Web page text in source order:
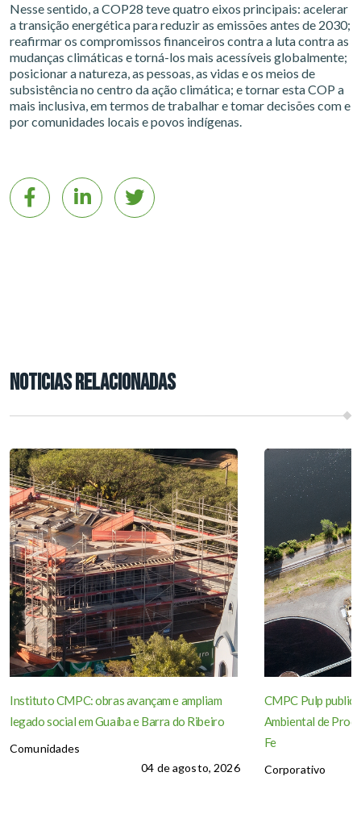
Nesse sentido, a COP28 teve quatro eixos principais: acelerar
a transição energética para reduzir as emissões antes de 2030;
reafirmar os compromissos financeiros contra a luta contra as
mudanças climáticas e torná-los mais acessíveis globalmente;
posicionar a natureza, as pessoas, as vidas e os meios de
subsistência no centro da ação climática; e tornar esta COP a
mais inclusiva, em termos de trabalhar e tomar decisões com e
por comunidades locais e povos indígenas.
NOTICIAS RELACIONADAS
Instituto CMPC: obras avançam e ampliam
legado social em Guaíba e Barra do Ribeiro
Comunidades
04 de agosto, 2026
CMPC Pulp
Ambiental de
Fe
Corporativo